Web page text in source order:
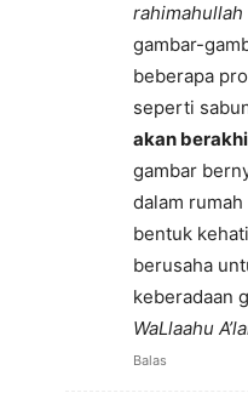
rahimahullah
gambar-
beberapa
seperti
akan
gambar
dalam
bentuk
berusaha
keberadaan
WaLlaahu
Balas